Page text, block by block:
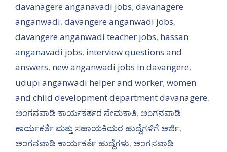
davanagere anganavadi jobs, davanagere
anganwadi, davangere anganwadi jobs,
davangere anganwadi teacher jobs, hassan
anganavadi jobs, interview questions and
answers, new anganwadi jobs in davangere,
udupi anganwadi helper and worker, women
and child development department davanagere,
ಅಂಗನವಾಡಿ ಕಾರ್ಯಕರ್ತರ ನೇಮಕಾತಿ, ಅಂಗನವಾಡಿ
ಕಾರ್ಯಕರ್ತೆ ಮತ್ತು ಸಹಾಯಕಿಯರ ಹುದ್ದೆಗಳಿಗೆ ಅರ್ಜಿ,
ಅಂಗನವಾಡಿ ಕಾರ್ಯಕರ್ತೆ ಹುದ್ದೆಗಳು, ಅಂಗನವಾಡಿ